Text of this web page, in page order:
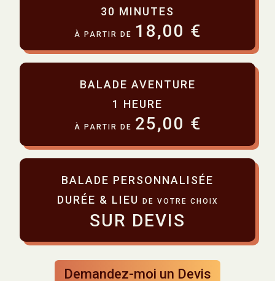
30 MINUTES
À PARTIR DE 18,00 €
BALADE AVENTURE
1 HEURE
À PARTIR DE 25,00 €
BALADE PERSONNALISÉE
DURÉE & LIEU DE VOTRE CHOIX
SUR DEVIS
Demandez-moi un Devis